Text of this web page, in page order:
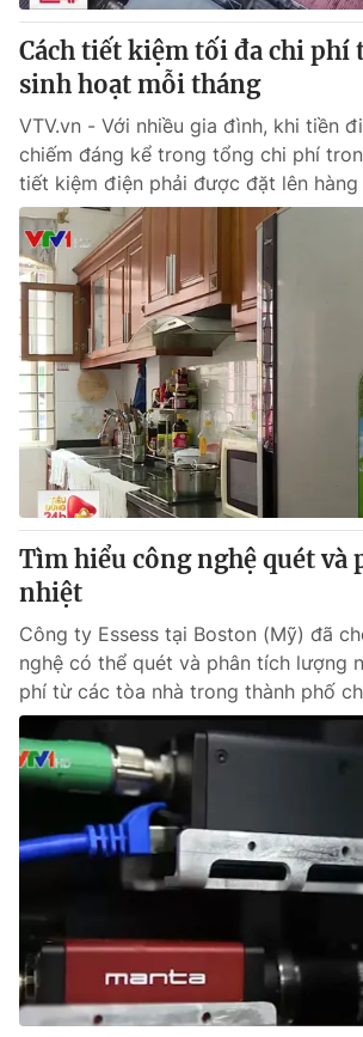
Tư vấn
Chuyên mục khác
Emagazine Podcast
Photo
Video Shorts
VTV Money VTV Thể
VTV Sức khoẻ Bất động
Thị trường 24h Tấm lòng
VTV4 Vươn
VTV9 VTV8
Liên hệ tòa soạn English
THỜI BÁO VTV
Theo dõi báo trên
Cơ quan chủ quản:Đài Truyền hình Việt
Cơ quan báo chí: Thời báo VTV
Giấy phép hoạt động báo in và báo điện tử
Cách tiết kiệm tối đa chi phí
sinh hoạt mỗi tháng
VTV.vn - Với nhiều gia đình, khi tiền
chiếm đáng kể trong tổng chi phí
tiết kiệm điện phải được đặt lên hàng
Tìm hiểu công nghệ quét và
nhiệt
Công ty Essess tại Boston (Mỹ) đã
nghệ có thể quét và phân tích lượng
phí từ các tòa nhà trong thành phố